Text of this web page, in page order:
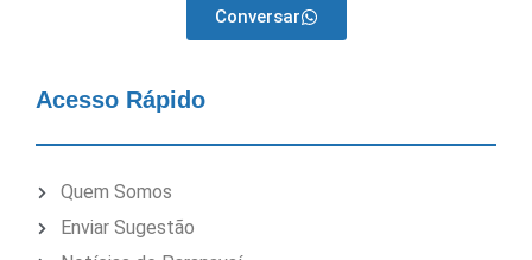
Conversar
Acesso Rápido
Quem Somos
Enviar Sugestão